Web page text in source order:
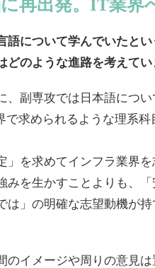
再出発。IT業界
について学んでいたとい
どのような進路を考えてい
、副専攻では日本語につ
で求められるような理系
」を求めてインフラ業界
みを生かすことよりも、
は」の明確な志望動機が
のイメージや周りの意見